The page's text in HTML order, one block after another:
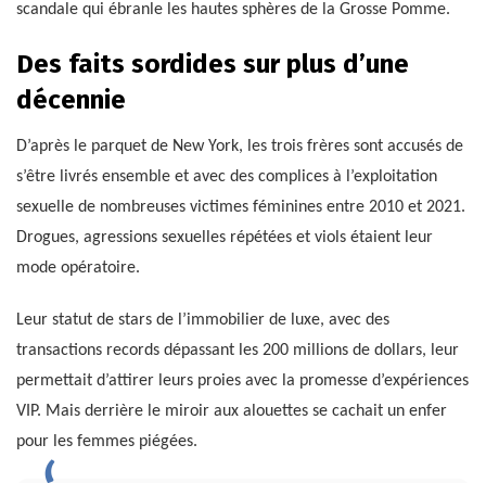
scandale qui ébranle les hautes sphères de la Grosse Pomme.
Des faits sordides sur plus d’une
décennie
D’après le parquet de New York, les trois frères sont accusés de
s’être livrés ensemble et avec des complices à l’exploitation
sexuelle de nombreuses victimes féminines entre 2010 et 2021.
Drogues, agressions sexuelles répétées et viols étaient leur
mode opératoire.
Leur statut de stars de l’immobilier de luxe, avec des
transactions records dépassant les 200 millions de dollars, leur
permettait d’attirer leurs proies avec la promesse d’expériences
VIP. Mais derrière le miroir aux alouettes se cachait un enfer
pour les femmes piégées.